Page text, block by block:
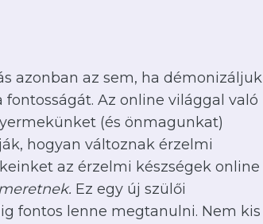
azonban az sem, ha démonizáljuk
Az online világgal való
(és önmagunkat)
hogyan változnak érzelmi
az érzelmi készségek online
Ez egy új szülői
fontos lenne megtanulni. Nem kis